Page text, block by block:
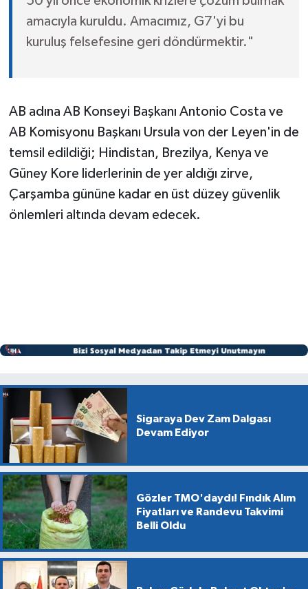
amacıyla kuruldu. Amacımız, G7'yi bu
kuruluş felsefesine geri döndürmektir."
AB adına AB Konseyi Başkanı Antonio Costa ve
AB Komisyonu Başkanı Ursula von der Leyen'in de
temsil edildiği; Hindistan, Brezilya, Kenya ve
Güney Kore liderlerinin de yer aldığı zirve,
Çarşamba gününe kadar en üst düzey güvenlik
önlemleri altında devam edecek.
Sigaraya Dev Zam Dalgası
Devam Ediyor
Gözler TMO'daydı! Fındık Alım
Fiyatları ve Randevu Takvimi
Belli Oldu